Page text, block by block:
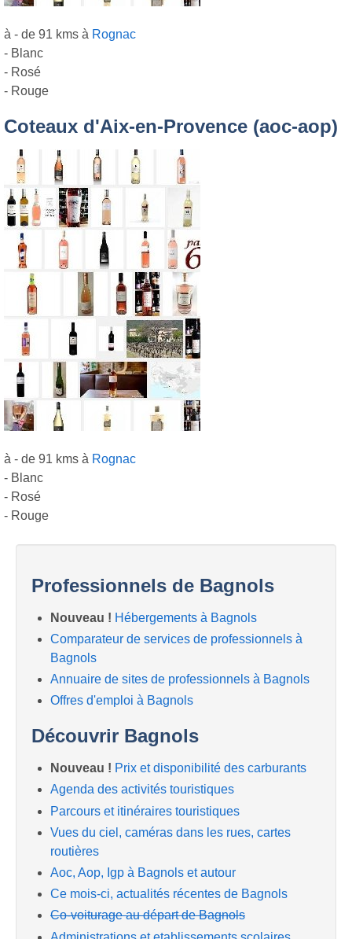
à - de 91 kms à Rognac
- Blanc
- Rosé
- Rouge
Coteaux d'Aix-en-Provence (aoc-aop)
à - de 91 kms à Rognac
- Blanc
- Rosé
- Rouge
Professionnels de Bagnols
Nouveau ! Hébergements à Bagnols
Comparateur de services de professionnels à
Bagnols
Annuaire de sites de professionnels à Bagnols
Offres d'emploi à Bagnols
Découvrir Bagnols
Nouveau ! Prix et disponibilité des carburants
Agenda des activités touristiques
Parcours et itinéraires touristiques
Vues du ciel, caméras dans les rues, cartes
routières
Aoc, Aop, Igp à Bagnols et autour
Ce mois-ci, actualités récentes de Bagnols
Co-voiturage au départ de Bagnols